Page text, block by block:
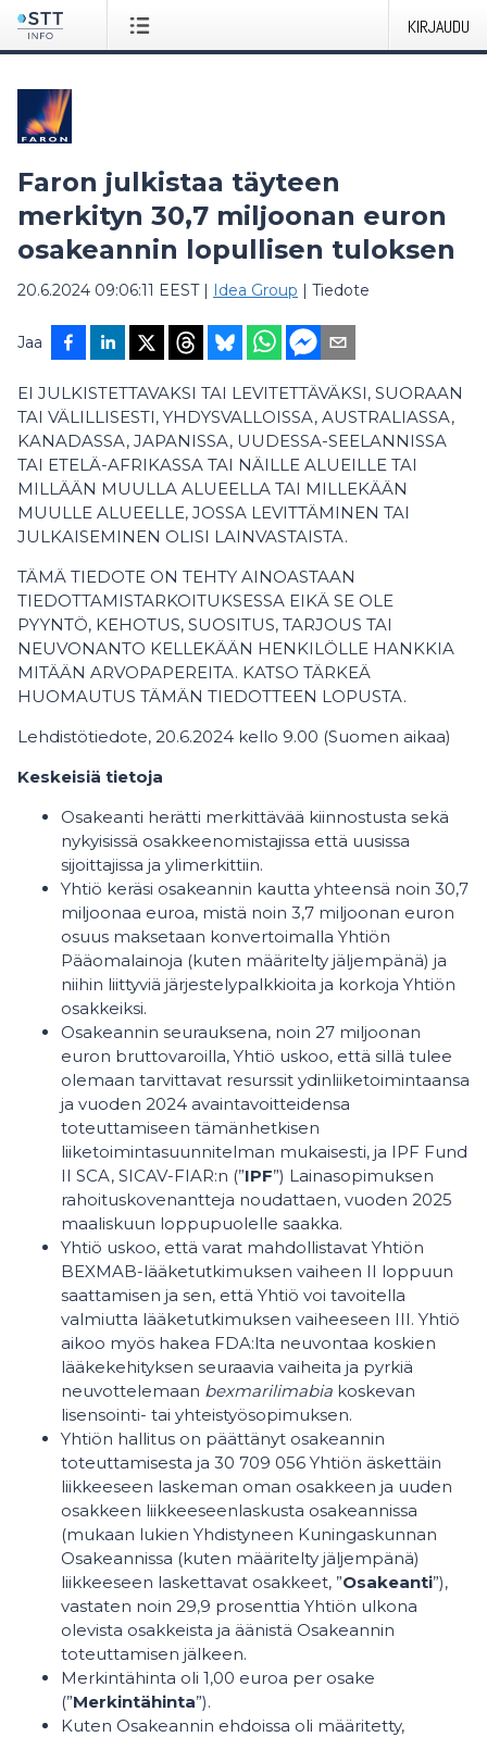
KIRJAUDU
Faron julkistaa täyteen
merkityn 30,7 miljoonan euron
osakeannin lopullisen tuloksen
20.6.2024 09:06:11 EEST| Idea Group | Tiedote
Jaa
EI JULKISTETTAVAKSI TAI LEVITETTÄVÄKSI, SUORAAN
TAI VÄLILLISESTI, YHDYSVALLOISSA, AUSTRALIASSA,
KANADASSA, JAPANISSA, UUDESSA-SEELANNISSA
TAI ETELÄ-AFRIKASSA TAI NÄILLE ALUEILLE TAI
MILLÄÄN MUULLA ALUEELLA TAI MILLEKÄÄN
MUULLE ALUEELLE, JOSSA LEVITTÄMINEN TAI
JULKAISEMINEN OLISI LAINVASTAISTA.
TÄMÄ TIEDOTE ON TEHTY AINOASTAAN
TIEDOTTAMISTARKOITUKSESSA EIKÄ SE OLE
PYYNTÖ, KEHOTUS, SUOSITUS, TARJOUS TAI
NEUVONANTO KELLEKÄÄN HENKILÖLLE HANKKIA
MITÄÄN ARVOPAPEREITA. KATSO TÄRKEÄ
HUOMAUTUS TÄMÄN TIEDOTTEEN LOPUSTA.
Lehdistötiedote, 20.6.2024 kello 9.00 (Suomen aikaa)
Keskeisiä tietoja
Osakeanti herätti merkittävää kiinnostusta sekä
nykyisissä osakkeenomistajissa että uusissa
sijoittajissa ja ylimerkittiin.
Yhtiö keräsi osakeannin kautta yhteensä noin 30,7
miljoonaa euroa, mistä noin 3,7 miljoonan euron
osuus maksetaan konvertoimalla Yhtiön
Pääomalainoja (kuten määritelty jäljempänä) ja
niihin liittyviä järjestelypalkkioita ja korkoja Yhtiön
osakkeiksi.
Osakeannin seurauksena, noin 27 miljoonan
euron bruttovaroilla, Yhtiö uskoo, että sillä tulee
olemaan tarvittavat resurssit ydinliiketoimintaansa
ja vuoden 2024 avaintavoitteidensa
toteuttamiseen tämänhetkisen
liiketoimintasuunnitelman mukaisesti, ja IPF Fund
II SCA, SICAV-FIAR:n (”IPF”) Lainasopimuksen
rahoituskovenantteja noudattaen, vuoden 2025
maaliskuun loppupuolelle saakka.
Yhtiö uskoo, että varat mahdollistavat Yhtiön
BEXMAB-lääketutkimuksen vaiheen II loppuun
saattamisen ja sen, että Yhtiö voi tavoitella
valmiutta lääketutkimuksen vaiheeseen III. Yhtiö
aikoo myös hakea FDA:lta neuvontaa koskien
lääkekehityksen seuraavia vaiheita ja pyrkiä
neuvottelemaan bexmarilimabia koskevan
lisensointi- tai yhteistyösopimuksen.
Yhtiön hallitus on päättänyt osakeannin
toteuttamisesta ja 30 709 056 Yhtiön äskettäin
liikkeeseen laskeman oman osakkeen ja uuden
osakkeen liikkeeseenlaskusta osakeannissa
(mukaan lukien Yhdistyneen Kuningaskunnan
Osakeannissa (kuten määritelty jäljempänä)
liikkeeseen laskettavat osakkeet, ”Osakeanti”),
vastaten noin 29,9 prosenttia Yhtiön ulkona
olevista osakkeista ja äänistä Osakeannin
toteuttamisen jälkeen.
Merkintähinta oli 1,00 euroa per osake
(”Merkintähinta”).
Kuten Osakeannin ehdoissa oli määritetty,